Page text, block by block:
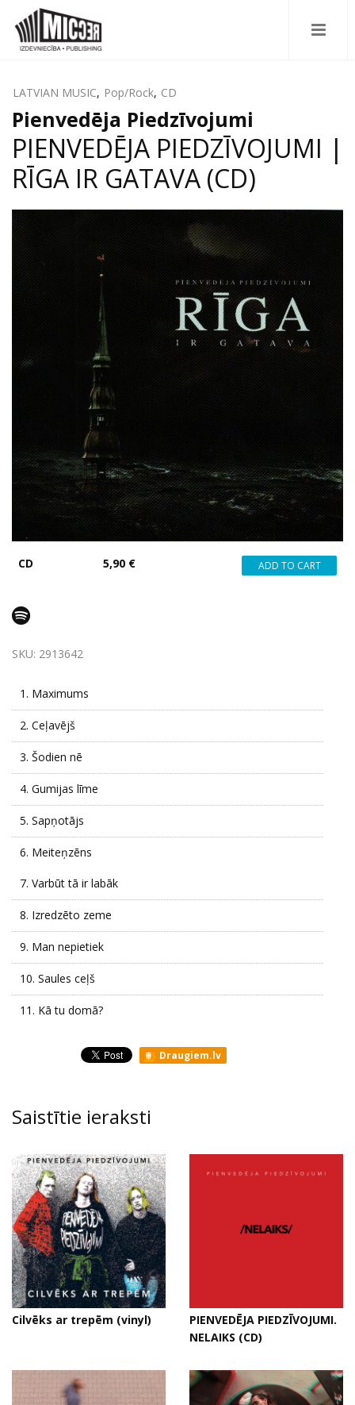
LATVIAN MUSIC, Pop/Rock, CD
Pienvedēja Piedzīvojumi
PIENVEDĒJA PIEDZĪVOJUMI |
RĪGA IR GATAVA (CD)
CD 5,90 €
SKU: 2913642
1. Maximums
2. Ceļavējš
3. Šodien nē
4. Gumijas līme
5. Sapņotājs
6. Meiteņzēns
7. Varbūt tā ir labāk
8. Izredzēto zeme
9. Man nepietiek
10. Saules ceļš
11. Kā tu domā?
Draugiem.lv
Saistītie ieraksti
Cilvēks ar trepēm (vinyl)
PIENVEDĒJA PIEDZĪVOJUMI.
NELAIKS (CD)